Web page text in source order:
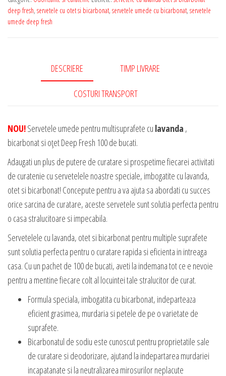
Fresh
cu
100
Bucati
deep fresh, servetele cu otet si bicarbonat, servetele umede cu bicarbonat, servetele
umede deep fresh
DESCRIERE TIMP LIVRARE
COSTURI TRANSPORT
NOU!Servetele umede pentru multisuprafete cu lavanda ,
bicarbonat si oțet Deep Fresh 100 de bucati.
Adaugati un plus de putere de curatare si prospetime fiecarei activitati
de curatenie cu servetelele noastre speciale, imbogatite cu lavanda,
otet si bicarbonat! Concepute pentru a va ajuta sa abordati cu succes
orice sarcina de curatare, aceste servetele sunt solutia perfecta pentru
o casa stralucitoare si impecabila.
Servetelele cu lavanda, otet si bicarbonat pentru multiple suprafete
sunt solutia perfecta pentru o curatare rapida si eficienta in intreaga
casa. Cu un pachet de 100 de bucati, aveti la indemana tot ce e nevoie
pentru a mentine fiecare colt al locuintei tale stralucitor de curat.
Formula speciala, imbogatita cu bicarbonat, indeparteaza
eficient grasimea, murdaria si petele de pe o varietate de
suprafete.
Bicarbonatul de sodiu este cunoscut pentru proprietatile sale
de curatare si deodorizare, ajutand la indepartarea murdariei
incapatanate si la neutralizarea mirosurilor neplacute